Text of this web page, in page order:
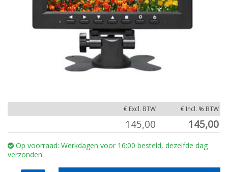
€ Excl. BTW € Incl. % BTW
145,00 145,00
Op voorraad: Werkdagen voor 16:00 besteld, dezelfde dag
verzonden.